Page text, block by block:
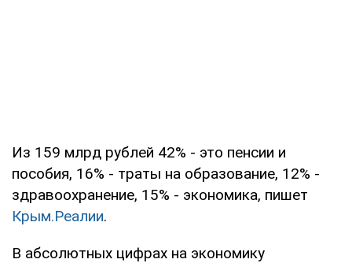
Из 159 млрд рублей 42% - это пенсии и
пособия, 16% - траты на образование, 12% -
здравоохранение, 15% - экономика, пишет
Крым.Реалии.
В абсолютных цифрах на экономику